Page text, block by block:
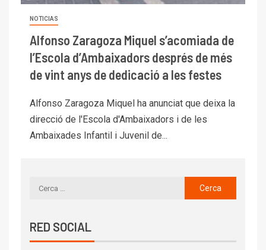
NOTICIAS
Alfonso Zaragoza Miquel s’acomiada de
l’Escola d’Ambaixadors després de més
de vint anys de dedicació a les festes
Alfonso Zaragoza Miquel ha anunciat que deixa la
direcció de l'Escola d'Ambaixadors i de les
Ambaixades Infantil i Juvenil de...
RED SOCIAL